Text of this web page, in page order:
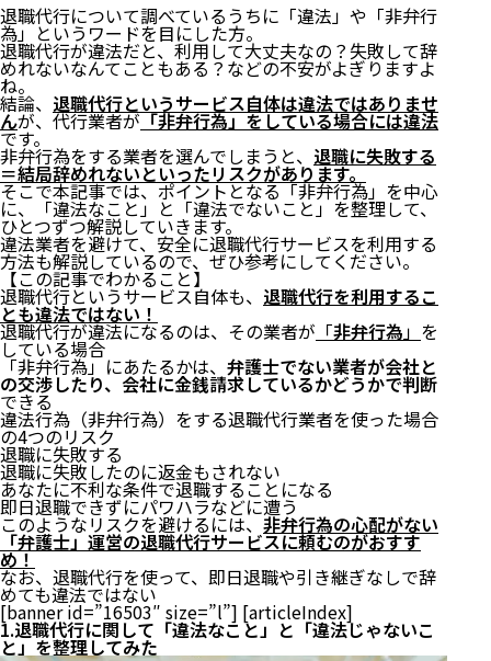
退職代行について調べているうちに「違法」や「非弁行
為」というワードを目にした方。
退職代行が違法だと、利用して大丈夫なの？失敗して辞
めれないなんてこともある？などの不安がよぎりますよ
ね。
結論、 退職代行というサービス自体は違法ではありませ
んが、代行業者が「非弁行為」をしている場合には違法
です。
非弁行為をする業者を選んでしまうと、 退職に失敗する
＝結局辞めれないといったリスクがあります。
そこで本記事では、ポイントとなる「非弁行為」を中心
に、「違法なこと」と「違法でないこと」を整理して、
ひとつずつ解説していきます。
違法業者を避けて、安全に退職代行サービスを利用する
方法も解説しているので、ぜひ参考にしてください。
【この記事でわかること】
退職代行というサービス自体も、 退職代行を利用するこ
とも違法ではない！
退職代行が違法になるのは、その業者が 「非弁行為 」 を
している場合
「非弁行為」にあたるかは、 弁護士でない業者が会社と
の交渉したり、会社に金銭請求しているかどうかで判断
できる
違法行為（非弁行為）をする退職代行業者を使った場合
の4つのリスク
退職に失敗する
退職に失敗したのに返金もされない
あなたに不利な条件で退職することになる
即日退職できずにパワハラなどに遭う
このようなリスクを避けるには、 非弁行為の心配がない
「弁護士」運営の退職代行サービスに頼むのがおすす
め！
なお、退職代行を使って、即日退職や引き継ぎなしで辞
めても違法ではない
[banner id=”16503″ size=”l”] [articleIndex]
1.退職代行に関して「違法なこと」と「違法じゃないこ
と」を整理してみた